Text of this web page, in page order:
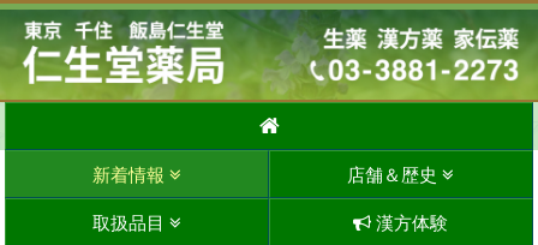
新着情報 店舗＆歴史
取扱品目 漢方体験